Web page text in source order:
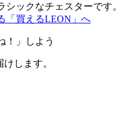
ックなチェスターです。
「買えるLEON」へ
！」しよう
します。